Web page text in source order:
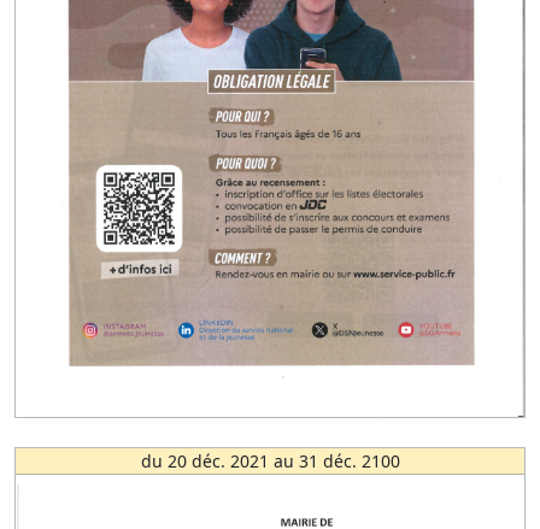
du 20 déc. 2021 au 31 déc. 2100